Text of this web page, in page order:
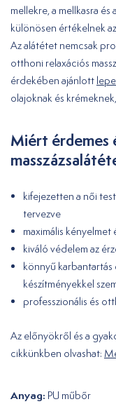
mellekre, a mellkasra
különösen értékelnek
Az alátétet nemcsak
otthoni relaxációs
érdekében ajánlott
olajoknak és
Miért érdemes
kifejezetten a női
tervezve
maximális kényelmet
kiváló védelem az
könnyű karbantartás
készítményekkel
professzionális és
Az előnyökről és a
cikkünkben olvashat:
Anyag: PU műbőr